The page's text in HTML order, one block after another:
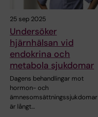
25 sep 2025
Undersöker
hjärnhälsan vid
endokrina och
metabola sjukdomar
Dagens behandlingar mot
hormon- och
ämnesomsättningssjukdomar
är långt…